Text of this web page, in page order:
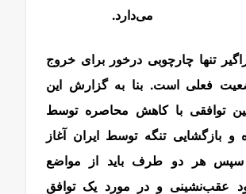
می‌دارد.
تنها چارچوبی درخور برای خروج
فعلی است. بنا به گزارش این
توافقی با کاهش محاصره توسط
و بازگشایی تنگه توسط ایران آغاز
هر دو طرف باید از مواضع
عقب‌نشینی و در مورد یک توافق